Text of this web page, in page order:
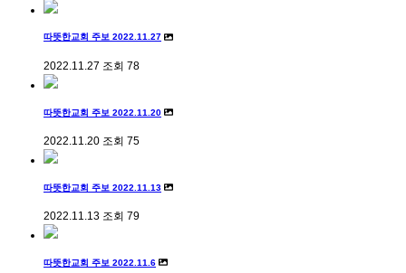
따뜻한교회 주보 2022.11.27
2022.11.27 조회 78
따뜻한교회 주보 2022.11.20
2022.11.20 조회 75
따뜻한교회 주보 2022.11.13
2022.11.13 조회 79
따뜻한교회 주보 2022.11.6